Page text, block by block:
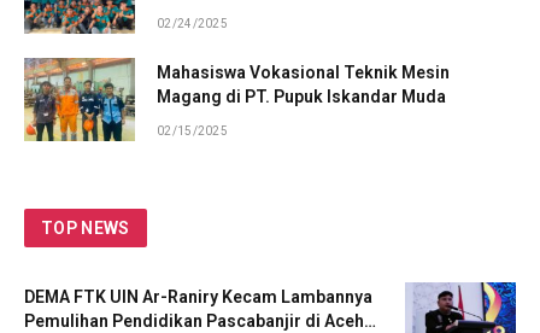
02/24/2025
Mahasiswa Vokasional Teknik Mesin
Magang di PT. Pupuk Iskandar Muda
02/15/2025
TOP NEWS
DEMA FTK UIN Ar-Raniry Kecam Lambannya
Pemulihan Pendidikan Pascabanjir di Aceh